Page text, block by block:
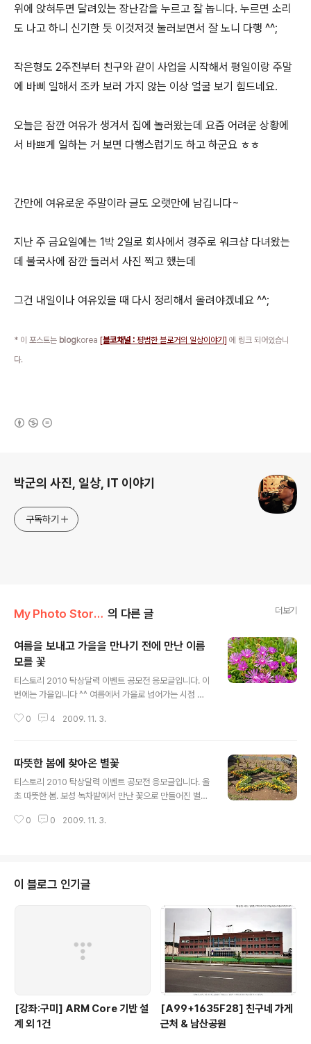
위에 앉혀두면 달려있는 장난감을 누르고 잘 놉니다. 누르면 소리
도 나고 하니 신기한 듯 이것저것 눌러보면서 잘 노니 다행 ^^;
작은형도 2주전부터 친구와 같이 사업을 시작해서 평일이랑 주말
에 바삐 일해서 조카 보러 가지 않는 이상 얼굴 보기 힘드네요.
오늘은 잠깐 여유가 생겨서 집에 놀러왔는데 요즘 어려운 상황에
서 바쁘게 일하는 거 보면 다행스럽기도 하고 하군요 ㅎㅎ
간만에 여유로운 주말이라 글도 오랫만에 남깁니다~
지난 주 금요일에는 1박 2일로 회사에서 경주로 워크샵 다녀왔는
데 불국사에 잠깐 들러서 사진 찍고 했는데
그건 내일이나 여유있을 때 다시 정리해서 올려야겠네요 ^^;
* 이 포스트는 blogkorea [블코채널 : 평범한 블로거의 일상이야기] 에 링크 되어있습니
다.
박군의 사진, 일상, IT 이야기
구독하기
My Photo Story/Sony DSLR 의 다른 글 더보기
여름을 보내고 가을을 만나기 전에 만난 이름
모를 꽃
티스토리 2010 탁상달력 이벤트 공모전 응모글입니다. 이
번에는 가을입니다 ^^ 여름에서 가을로 넘어가는 시점 전
진 않지만 들렸던 곳에서 만난 이름모를(?) 꽃. 뭐 꽃의 종
0 4 2009. 11. 3.
따뜻한 봄에 찾아온 별꽃
티스토리 2010 탁상달력 이벤트 공모전 응모글입니다. 올
초 따뜻한 봄. 보성 녹차밭에서 만난 꽃으로 만들어진 별입
0 0 2009. 11. 3.
이 블로그 인기글
[강좌:구미] ARM Core 기반 설
계 외 1건
[A99+1635F28] 친구네 가게
근처 & 남산공원